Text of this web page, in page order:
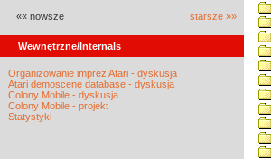
«« nowsze starsze »»
Wewnętrzne/Internals
Organizowanie imprez Atari - dyskusja
Atari demoscene database - dyskusja
Colony Mobile - dyskusja
Colony Mobile - projekt
Statystyki